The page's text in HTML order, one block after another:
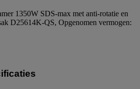
1350W SDS-max met anti-rotatie en
D25614K-QS, Opgenomen vermogen: